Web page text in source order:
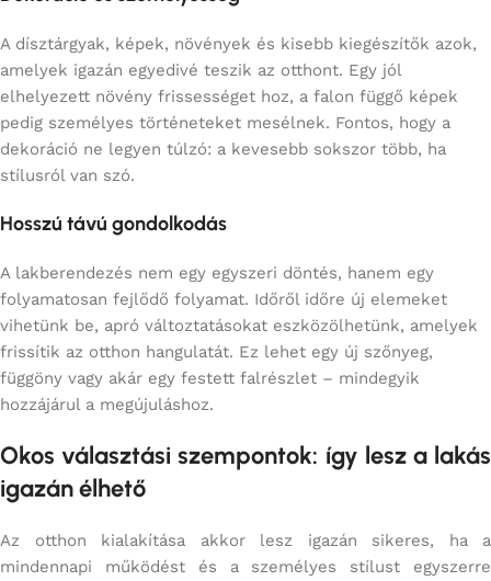
A dísztárgyak, képek, növények és kisebb kiegészítők azok,
amelyek igazán egyedivé teszik az otthont. Egy jól
elhelyezett növény frissességet hoz, a falon függő képek
pedig személyes történeteket mesélnek. Fontos, hogy a
dekoráció ne legyen túlzó: a kevesebb sokszor több, ha
stílusról van szó.
Hosszú távú gondolkodás
A lakberendezés nem egy egyszeri döntés, hanem egy
folyamatosan fejlődő folyamat. Időről időre új elemeket
vihetünk be, apró változtatásokat eszközölhetünk, amelyek
frissítik az otthon hangulatát. Ez lehet egy új szőnyeg,
függöny vagy akár egy festett falrészlet – mindegyik
hozzájárul a megújuláshoz.
Okos választási szempontok: így lesz a lakás
igazán élhető
Az otthon kialakítása akkor lesz igazán sikeres, ha a
mindennapi működést és a személyes stílust egyszerre